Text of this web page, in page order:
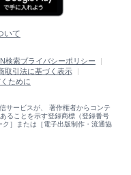
いて
検索プライバシーポリシー
取引法に基づく表示
ために
サービスが、 著作権者からコンテ
ることを示す登録商標（登録番号
］または［電子出版制作・流通協